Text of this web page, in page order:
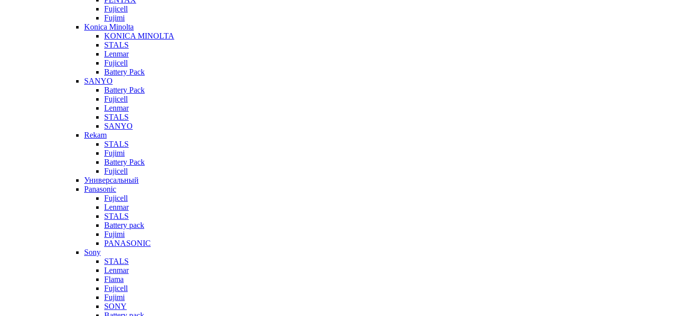
Fujicell
Fujimi
Konica Minolta
KONICA MINOLTA
STALS
Lenmar
Fujicell
Battery Pack
SANYO
Battery Pack
Fujicell
Lenmar
STALS
SANYO
Rekam
STALS
Fujimi
Battery Pack
Fujicell
Универсальный
Panasonic
Fujicell
Lenmar
STALS
Battery pack
Fujimi
PANASONIC
Sony
STALS
Lenmar
Flama
Fujicell
Fujimi
SONY